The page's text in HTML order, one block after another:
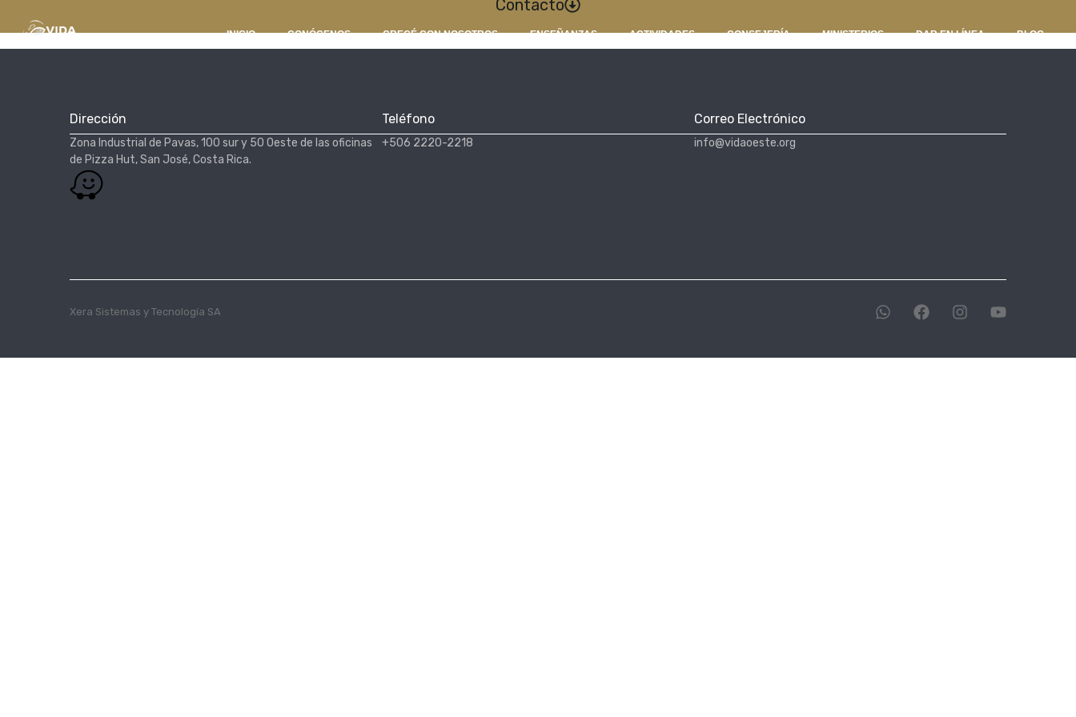
INICIO CONÓCENOS CRECÉ CON NOSOTROS ENSEÑANZAS ACTIVIDADES CONSEJERÍA MINISTERIOS DAR EN LÍNEA BLOG
Contacto
Dirección
Zona Industrial de Pavas, 100 sur y 50 Oeste de las oficinas
de Pizza Hut, San José, Costa Rica.​
Teléfono
+506 2220-2218
Correo Electrónico
info@vidaoeste.org
Xera Sistemas y Tecnología SA